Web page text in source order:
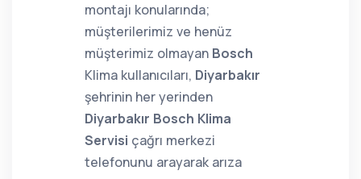
montajı konularında;
müşterilerimiz ve henüz
müşterimiz olmayan Bosch
Klima kullanıcıları, Diyarbakır
şehrinin her yerinden
Diyarbakır Bosch Klima
Servisi çağrı merkezi
telefonunu arayarak arıza